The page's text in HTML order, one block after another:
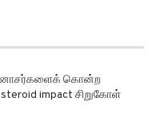
கொன்ற
impact சிறுகோள்